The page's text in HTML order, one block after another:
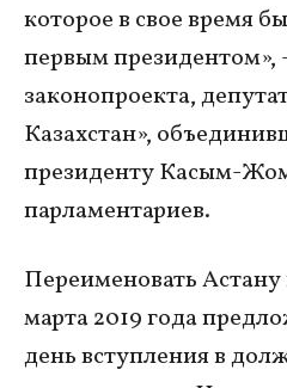
которое в свое время
первым президентом»,
законопроекта,
Казахстан»,
президенту Касым-
парламентариев.
Переименовать
марта 2019 года
день вступления в